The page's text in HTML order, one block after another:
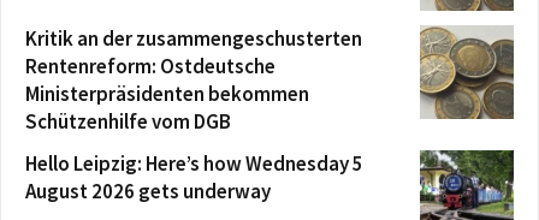
Kritik an der zusammengeschusterten
Rentenreform: Ostdeutsche
Ministerpräsidenten bekommen
Schützenhilfe vom DGB
Hello Leipzig: Here’s how Wednesday 5
August 2026 gets underway